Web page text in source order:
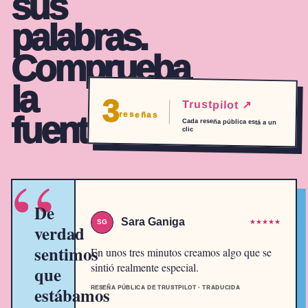
palabras.
Comprueba
la
fuente.
3reseñas
Trustpilot ↗
Cada reseña pública está a un
clic
“
De
verdad
sentimos
que
estábamos
SG Sara Ganiga ★★★★★
En unos tres minutos creamos algo que se
sintió realmente especial.
RESEÑA PÚBLICA DE TRUSTPILOT · TRADUCIDA